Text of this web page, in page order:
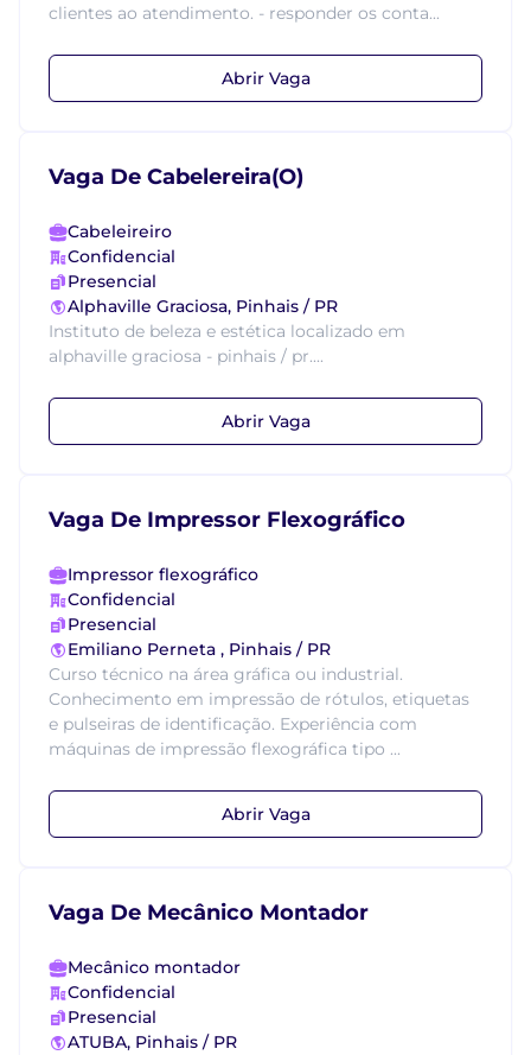
clientes ao atendimento. - responder os conta...
Abrir Vaga
Vaga De Cabelereira(O)
Cabeleireiro
Confidencial
Presencial
Alphaville Graciosa, Pinhais / PR
Instituto de beleza e estética localizado em
alphaville graciosa - pinhais / pr....
Abrir Vaga
Vaga De Impressor Flexográfico
Impressor flexográfico
Confidencial
Presencial
Emiliano Perneta , Pinhais / PR
Curso técnico na área gráfica ou industrial.
Conhecimento em impressão de rótulos, etiquetas
e pulseiras de identificação. Experiência com
máquinas de impressão flexográfica tipo ...
Abrir Vaga
Vaga De Mecânico Montador
Mecânico montador
Confidencial
Presencial
ATUBA, Pinhais / PR